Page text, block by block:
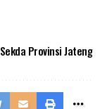
Sekda Provinsi Jateng